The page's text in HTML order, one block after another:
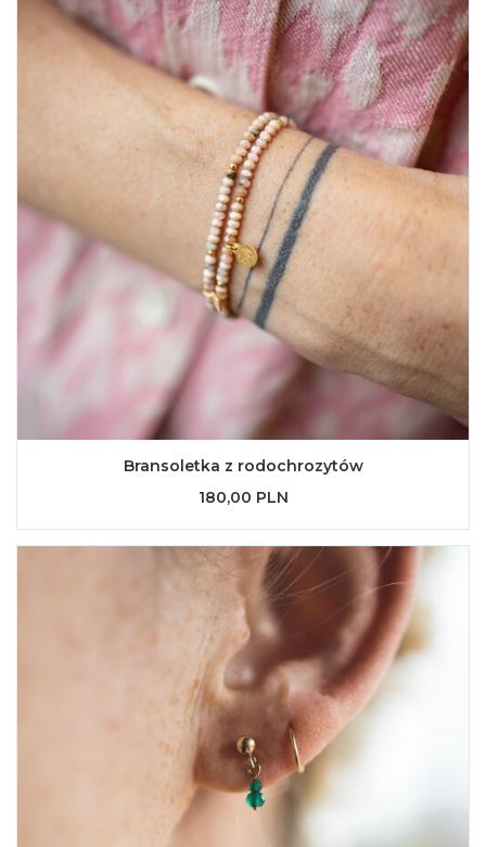
Bransoletka z rodochrozytów
180,00 PLN